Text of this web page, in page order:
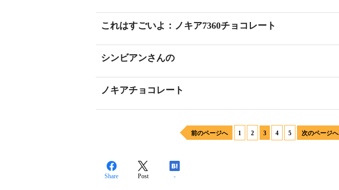
これはすごいよ：ノキア7360チョコレート
シンビアンさんの
ノキアチョコレート
前のページへ 1 2 3 4 5 次のページへ
Share Post -